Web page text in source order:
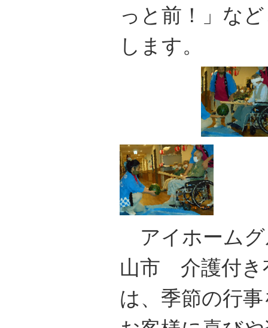
っと前！」な
します。
アイホーム
山市 介護付き
は、季節の行